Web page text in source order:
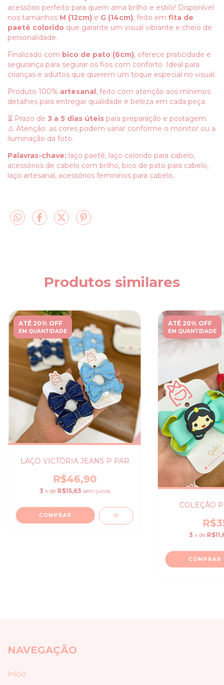
acessório perfeito para quem ama brilho e estilo! Disponível
nos tamanhos M (12cm) e G (14cm), feito em fita de
paetê colorido que garante um visual vibrante e cheio de
personalidade.
Finalizado com bico de pato (6cm), oferece praticidade e
segurança para segurar os fios com conforto. Ideal para
crianças e adultos que querem um toque especial no visual.
Produto 100% artesanal, feito com atenção aos mínimos
detalhes para entregar qualidade e beleza em cada peça.
⏳ Prazo de 3 a 5 dias úteis para preparação e postagem.
⚠️ Atenção: as cores podem variar conforme o monitor ou a
iluminação da foto.
Palavras-chave: laço paetê, laço colorido para cabelo,
acessórios de cabelo com brilho, bico de pato para cabelo,
laço artesanal, acessórios femininos para cabelo.
Produtos similares
ATÉ 20% OFF
EM QUANTIDADE
LAÇO VICTÓRIA JEANS P PAR
R$46,90
3 x de R$15,63 sem juros
COMPRAR
ATÉ 20% OFF
EM QUANTIDADE
COLEÇÃO
3 x de
COMPRAR
NAVEGAÇÃO
Início